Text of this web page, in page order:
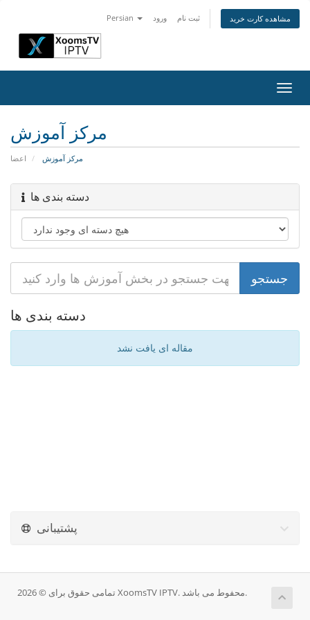
Persian ورود ثبت نام مشاهده کارت خرید
تغییر
مرکز آموزش
اعضا مرکز آموزش
دسته بندی ها
دسته بندی ها
مقاله ای یافت نشد
پشتیبانی
تمامی حقوق برای © 2026 XoomsTV IPTV. محفوط می باشد.